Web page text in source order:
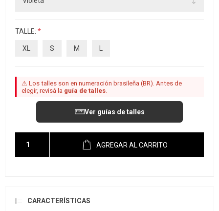
TALLE: *
XL S M L
⚠ Los talles son en numeración brasileña (BR). Antes de
elegir, revisá la guía de talles.
Ver guías de talles
AGREGAR AL CARRITO
CARACTERÍSTICAS